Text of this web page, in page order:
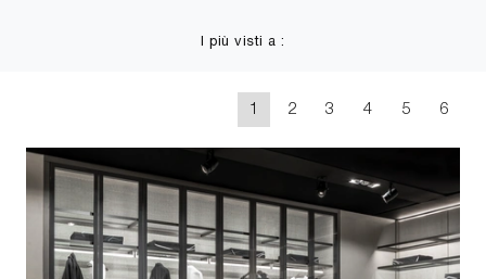
I più visti a :
1 2 3 4 5 6